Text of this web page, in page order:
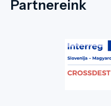
Partnereink